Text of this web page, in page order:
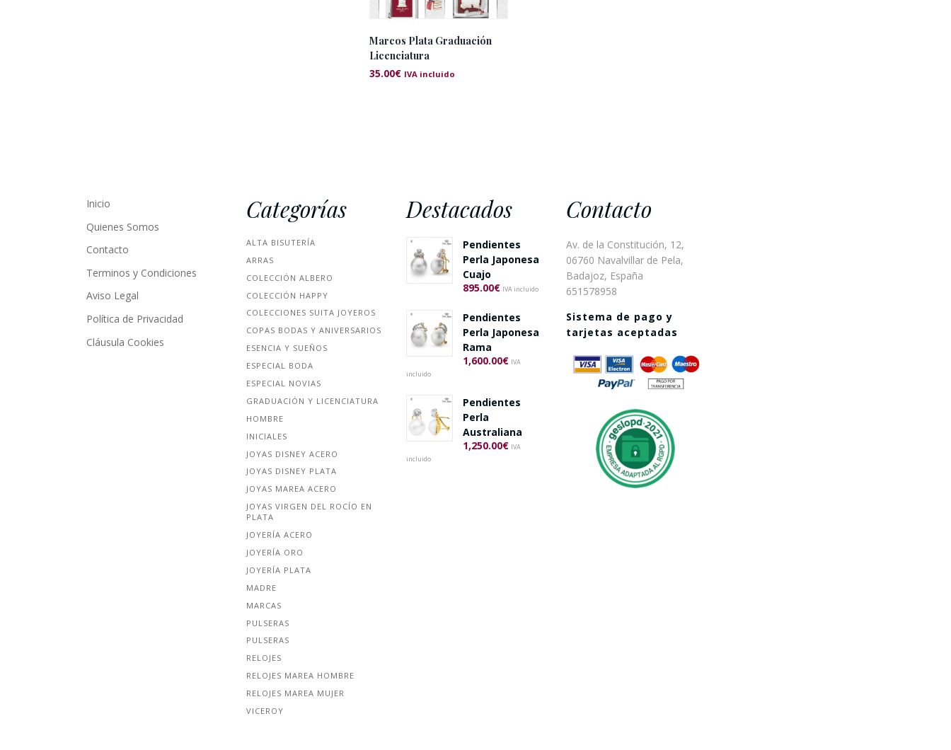
Marcos Plata Graduación
Licenciatura
35.00€ IVA incluido
Inicio
Quienes Somos
Contacto
Terminos y Condiciones
Aviso Legal
Política de Privacidad
Cláusula Cookies
Categorías
ALTA BISUTERÍA
ARRAS
COLECCIÓN ALBERO
COLECCIÓN HAPPY
COLECCIONES SUITA JOYEROS
COPAS BODAS Y ANIVERSARIOS
ESENCIA Y SUEÑOS
ESPECIAL BODA
ESPECIAL NOVIAS
GRADUACIÓN Y LICENCIATURA
HOMBRE
INICIALES
JOYAS DISNEY ACERO
JOYAS DISNEY PLATA
JOYAS MAREA ACERO
JOYAS VIRGEN DEL ROCÍO EN
PLATA
JOYERÍA ACERO
JOYERÍA ORO
JOYERÍA PLATA
MADRE
MARCAS
PULSERAS
PULSERAS
RELOJES
RELOJES MAREA HOMBRE
RELOJES MAREA MUJER
VICEROY
Destacados
Pendientes
Perla Japonesa
Cuajo
895.00€ IVA incluido
Pendientes
Perla Japonesa
Rama
1,600.00€ IVA
incluido
Pendientes
Perla
Australiana
1,250.00€ IVA
incluido
Contacto
Av. de la Constitución, 12,
06760 Navalvillar de Pela,
Badajoz, España
651578958
Sistema de pago y
tarjetas aceptadas